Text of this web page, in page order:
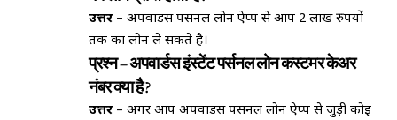
उत्तर – अपवार्डस पर्सनल लोन ऐप्प से आप 2 लाख रुपयों
तक का लोन ले सकते है।
प्रश्न–अपवार्डस इंस्टेंट पर्सनल लोन कस्टमर केअर
नंबर क्या है ?
उत्तर – अगर आप अपवार्डस पर्सनल लोन ऐप्प से जुड़ी कोई